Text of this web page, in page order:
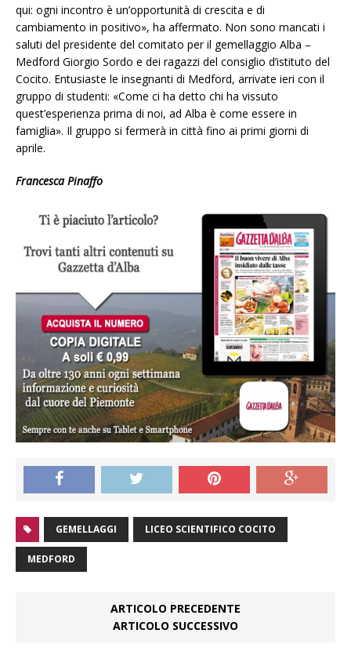
qui: ogni incontro è un’opportunità di crescita e di
cambiamento in positivo», ha affermato. Non sono mancati i
saluti del presidente del comitato per il gemellaggio Alba –
Medford Giorgio Sordo e dei ragazzi del consiglio d’istituto del
Cocito. Entusiaste le insegnanti di Medford, arrivate ieri con il
gruppo di studenti: «Come ci ha detto chi ha vissuto
quest’esperienza prima di noi, ad Alba è come essere in
famiglia». Il gruppo si fermerà in città fino ai primi giorni di
aprile.
Francesca Pinaffo
GEMELLAGGI LICEO SCIENTIFICO COCITO
MEDFORD
ARTICOLO PRECEDENTE
ARTICOLO SUCCESSIVO